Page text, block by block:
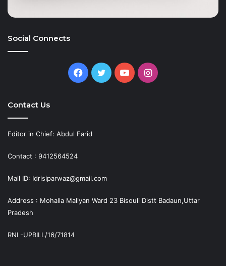
Social Connects
Facebook
TwitterYouTubeInstagram
Contact Us
Editor in Chief: Abdul Farid
Contact : 9412564524
Mail ID: Idrisiparwaz@gmail.com
Address : Mohalla Maliyan Ward 23 Bisouli Distt Badaun,Uttar
Pradesh
RNI -UPBILL/16/71814